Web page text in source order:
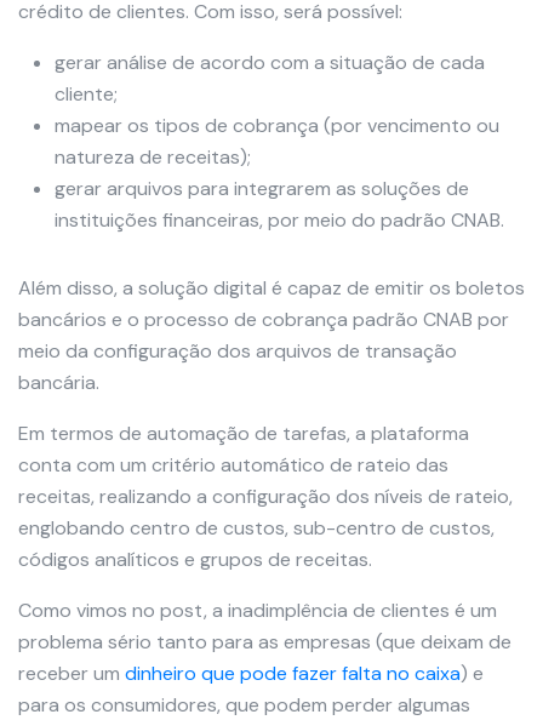
crédito de clientes. Com isso, será possível:
gerar análise de acordo com a situação de cada
cliente;
mapear os tipos de cobrança (por vencimento ou
natureza de receitas);
gerar arquivos para integrarem as soluções de
instituições financeiras, por meio do padrão CNAB.
Além disso, a solução digital é capaz de emitir os boletos
bancários e o processo de cobrança padrão CNAB por
meio da configuração dos arquivos de transação
bancária.
Em termos de automação de tarefas, a plataforma
conta com um critério automático de rateio das
receitas, realizando a configuração dos níveis de rateio,
englobando centro de custos, sub-centro de custos,
códigos analíticos e grupos de receitas.
Como vimos no post, a inadimplência de clientes é um
problema sério tanto para as empresas (que deixam de
receber um dinheiro que pode fazer falta no caixa) e
para os consumidores, que podem perder algumas